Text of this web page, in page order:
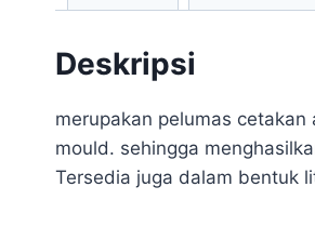
Deskripsi
merupakan pelumas
mould. sehingga
Tersedia juga dalam bentuk